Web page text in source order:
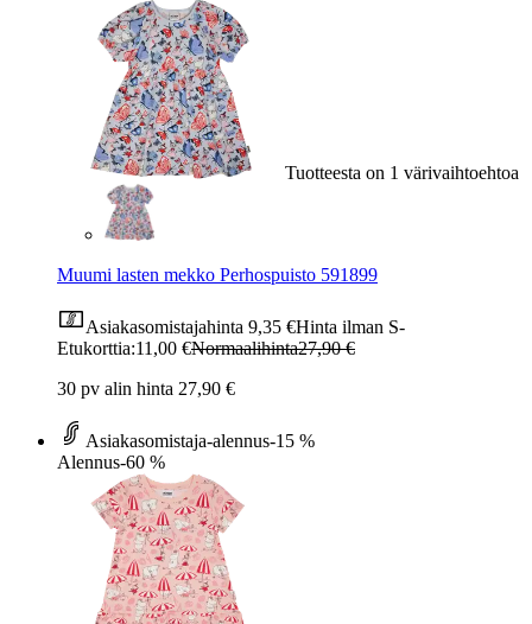
Tuotteesta on 1 värivaihtoehtoa
Muumi lasten mekko Perhospuisto 591899
Asiakasomistajahinta 9,35 €Hinta ilman S-
Etukorttia:11,00 €Normaalihinta27,90 €
30 pv alin hinta 27,90 €
Asiakasomistaja-alennus-15 %
Alennus-60 %